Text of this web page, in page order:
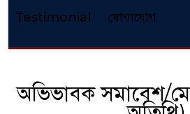
Testimonial যোগাযোগ
অভিভাবক সমাবেশ/